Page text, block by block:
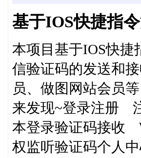
基于IOS快捷指
本项目基于IOS快捷
信验证码的发送和
员、做图网站会员
来发现~登录注册
本登录验证码接收
权监听验证码个人